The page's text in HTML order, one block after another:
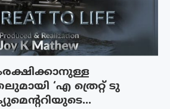
‘എ ത്രെറ്റ് ടു